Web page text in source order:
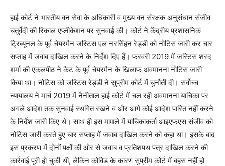
हाई कोर्ट ने भारतीय वन सेवा के अधिकारी व मुख्य वन संरक्षक अनुसंधान संजीव
चतुर्वेदी की रिकाल एप्लीकेशन पर सुनवाई की। कोर्ट ने केंद्रीय प्रशासनिक
ट्रिब्यूनल के पूर्व चेयरमैन जस्टिस एल नरसिंहन रेड्डी को नोटिस जारी कर चार
सप्ताह में जवाब दाखिल करने के निर्देश दिए हैं। फरवरी 2019 में जस्टिस शरद
शर्मा की एकलपीठ ने कैट के पूर्व चेयरमैन के खिलाफ अवमानना नोटिस जारी
किया था। नोटिस को जस्टिस रेड्डी ने सुप्रीम कोर्ट में चुनौती दी। सर्वोच्च
न्यायालय ने मार्च 2019 में नैनीताल हाई कोर्ट में चल रही अवमानना याचिका पर
अगले आदेश तक सुनवाई स्थगित रखने व और आगे कोई आदेश पारित नहीं करने
के निर्देश जारी किए थे। साथ ही इस मामले में याचिकाकर्ता आइएफएस संजीव को
नोटिस जारी करते हुए चार सप्ताह मेें जवाब दाखिल करने को कहा था। इसके बाद
इस प्रकरण में दोनों पक्षों की ओर से जवाब व प्रतिशपथ पत्र दाखिल करने की
कार्रवाई पूरी हो चुकी थी, लेकिन कोविड के कारण सुप्रीम कोर्ट में बहस नहीं हो